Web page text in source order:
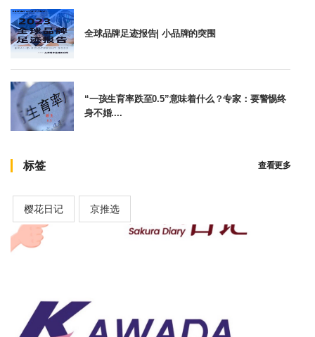
全球品牌足迹报告| 小品牌的突围
“一孩生育率跌至0.5”意味着什么？专家：要警惕终
身不婚....
标签 查看更多
樱花日记 京推选